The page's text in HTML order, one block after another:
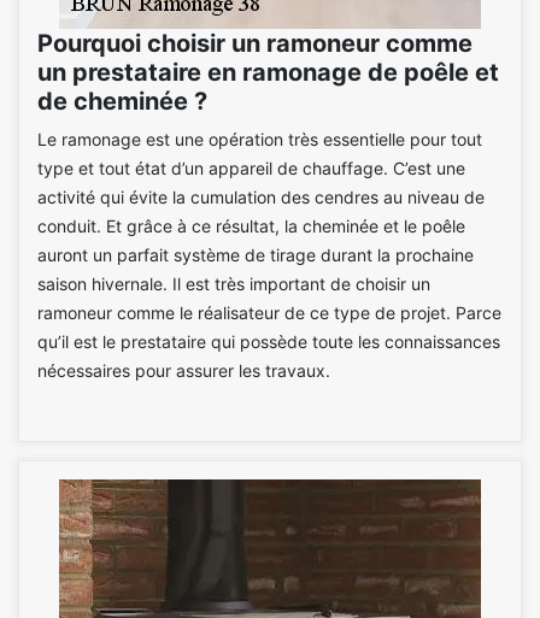
Pourquoi choisir un ramoneur comme
un prestataire en ramonage de poêle et
de cheminée ?
Le ramonage est une opération très essentielle pour tout
type et tout état d’un appareil de chauffage. C’est une
activité qui évite la cumulation des cendres au niveau de
conduit. Et grâce à ce résultat, la cheminée et le poêle
auront un parfait système de tirage durant la prochaine
saison hivernale. Il est très important de choisir un
ramoneur comme le réalisateur de ce type de projet. Parce
qu’il est le prestataire qui possède toute les connaissances
nécessaires pour assurer les travaux.